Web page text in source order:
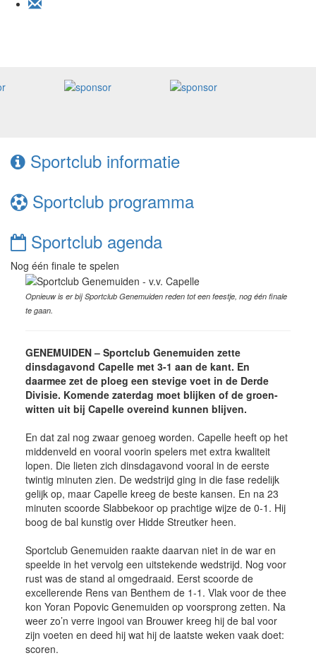
Sportclub informatie
Sportclub programma
Sportclub agenda
Nog één finale te spelen
Opnieuw is er bij Sportclub Genemuiden reden tot een feestje, nog één finale
te gaan.
GENEMUIDEN – Sportclub Genemuiden zette
dinsdagavond Capelle met 3-1 aan de kant. En
daarmee zet de ploeg een stevige voet in de Derde
Divisie. Komende zaterdag moet blijken of de groen-
witten uit bij Capelle overeind kunnen blijven.
En dat zal nog zwaar genoeg worden. Capelle heeft op het
middenveld en vooral voorin spelers met extra kwaliteit
lopen. Die lieten zich dinsdagavond vooral in de eerste
twintig minuten zien. De wedstrijd ging in die fase redelijk
gelijk op, maar Capelle kreeg de beste kansen. En na 23
minuten scoorde Slabbekoor op prachtige wijze de 0-1. Hij
boog de bal kunstig over Hidde Streutker heen.
Sportclub Genemuiden raakte daarvan niet in de war en
speelde in het vervolg een uitstekende wedstrijd. Nog voor
rust was de stand al omgedraaid. Eerst scoorde de
excellerende Rens van Benthem de 1-1. Vlak voor de thee
kon Yoran Popovic Genemuiden op voorsprong zetten. Na
weer zo’n verre ingooi van Brouwer kreeg hij de bal voor
zijn voeten en deed hij wat hij de laatste weken vaak doet:
scoren.